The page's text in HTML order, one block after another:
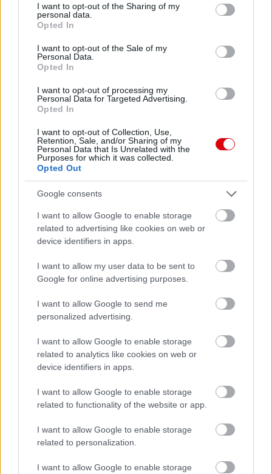
not limited to your visit or usage behaviour. You may click to
grant or deny consent to Google and its third-party tags to
use your data for below specified purposes in below Google
consent section.
I want to opt-out of the Sharing of my
personal data.
Opted In
I want to opt-out of the Sale of my
Personal Data.
Opted In
I want to opt-out of processing my
Personal Data for Targeted Advertising.
Opted In
I want to opt-out of Collection, Use,
Retention, Sale, and/or Sharing of my
Personal Data that Is Unrelated with the
Purposes for which it was collected.
Opted Out
Google consents
I want to allow Google to enable storage
related to advertising like cookies on web or
device identifiers in apps.
I want to allow my user data to be sent to
Google for online advertising purposes.
I want to allow Google to send me
personalized advertising.
I want to allow Google to enable storage
related to analytics like cookies on web or
device identifiers in apps.
I want to allow Google to enable storage
related to functionality of the website or app.
I want to allow Google to enable storage
related to personalization.
I want to allow Google to enable storage
Meccs Center
Paris Saint-Germain
Manchester United
Felkészülési szezon 4. mérkőzés
2026-08-08 17:00
Leeds UnitedvsManchester United2026-08-12 20:30
ELŐZŐ MÉRKŐZÉSEK